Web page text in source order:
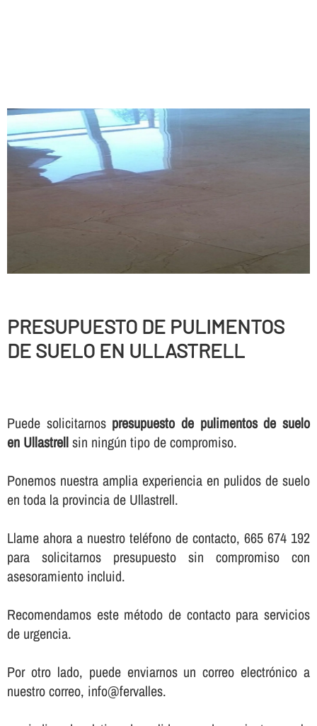
PRESUPUESTO DE PULIMENTOS
DE SUELO EN ULLASTRELL
Puede solicitarnos presupuesto de pulimentos de suelo
en Ullastrellsin ningún tipo de compromiso.
Ponemos nuestra amplia experiencia en pulidos de suelo
en toda la provincia de Ullastrell.
Llame ahora a nuestro teléfono de contacto, 665 674 192
para solicitarnos presupuesto sin compromiso con
asesoramiento incluid.
Recomendamos este método de contacto para servicios
de urgencia.
Por otro lado, puede enviarnos un correo electrónico a
nuestro correo, info@fervalles.